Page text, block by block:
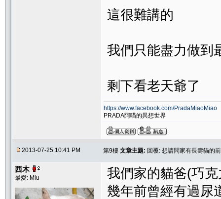
這很難講的
我們只能盡力做到
剩下看老天爺了
https://www.facebook.com/PradaMiaoMiao
PRADA阿喵的異想世界
2013-07-25 10:41 PM 第9樓 文章主題: 回覆: 想請問家有長壽貓的
西木
最愛: Miu
我們家的貓爸(巧
幾年前曾經有過尿